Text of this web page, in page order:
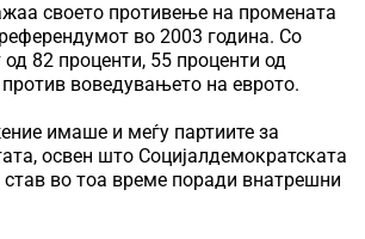
своето противење на промената
во 2003 година. Со
од 82 проценти, 55 проценти од
против воведувањето на еврото.
имаше и меѓу партиите за
освен што Социјалдемократската
став во тоа време поради внатрешни